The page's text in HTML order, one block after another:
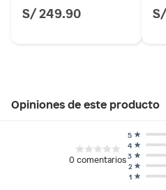
S/ 249.90
Opiniones de este producto
0comentarios
1
2
3
4
5